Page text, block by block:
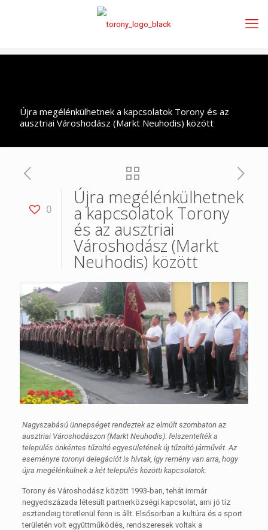
Újra megélénkülhetnek a kapcsolatok Torony és az
ausztriai Városhodász (Markt Neuhodis) között
0
Újra megélénkülhetnek
a kapcsolatok Torony
és az ausztriai
Városhodász (Markt
Neuhodis) között
Nagyszabású ünnepséget rendeztek az elmúlt szombaton az
ausztriai Városhodászon (Markt Neuhodis): felszentelték a
település önkéntes tűzoltó egyesületének új tűzoltó járművét. Az
eseményre toronyi delegációt is hívtak, így remény van arra, hogy
újra megélénkülnek a két település közötti kapcsolatok.
Torony és Városhodász között 1993-ban, tehát immár
negyedszázada létesült partnerközségi kapcsolat, ami jó tíz
esztendeig töretlenül fenn is állt. Elsősorban a kultúra és a sport
területén volt együttműködés, rendszeresek voltak a